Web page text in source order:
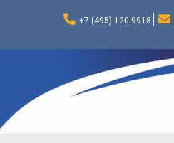
+7 (495) 120-9918